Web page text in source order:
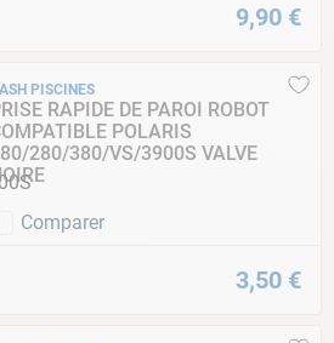
9,90 €
PISCINES
RAPIDE DE PAROI ROBOT
POLARIS
280/380/VS/3900S VALVE
Comparer
3,50 €